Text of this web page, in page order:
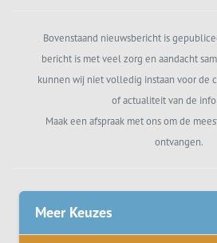
Bovenstaand nieuwsbericht is
bericht is met veel zorg en aandacht
kunnen wij niet volledig instaan voor de
of actualiteit van de
Maak een afspraak met ons om de
ontvangen.
Meer Keuzes